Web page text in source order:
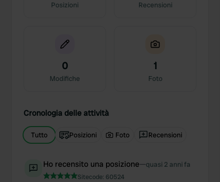
Posizioni Recensioni
0
Modifiche
1
Foto
Cronologia delle attività
Tutto Posizioni Foto Recensioni
Ho recensito una posizione—quasi 2 anni fa
Sitecode: 60524